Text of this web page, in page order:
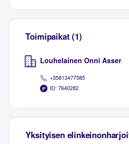
Toimipaikat (1)
Louhelainen Onni Asser
+35813477585
ID: 7640282
Yksityisen